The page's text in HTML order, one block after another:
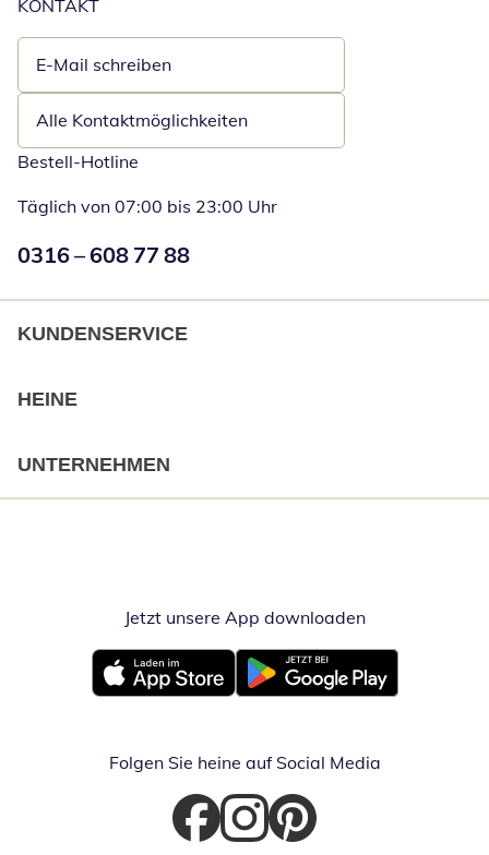
KONTAKT
E-Mail schreiben
Öffnet E-Mail-Client
Alle Kontaktmöglichkeiten
Bestell-Hotline
Täglich von 07:00 bis 23:00 Uhr
Numéro de téléphone:
0316 – 608 77 88
KUNDENSERVICE
HEINE
UNTERNEHMEN
Jetzt unsere App downloadenÖffnet in
Öffnet in neuem FensterÖffnet in neuem Fenster
Folgen Sie heine auf Social Media
Öffnet in neuem Fenster
Öffnet in neuem Fenster
Öffnet in neuem Fenster